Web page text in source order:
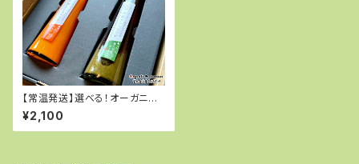
【常温発送】選べる！オーガニッ
ク野菜ドレッシング2本セット
¥2,100